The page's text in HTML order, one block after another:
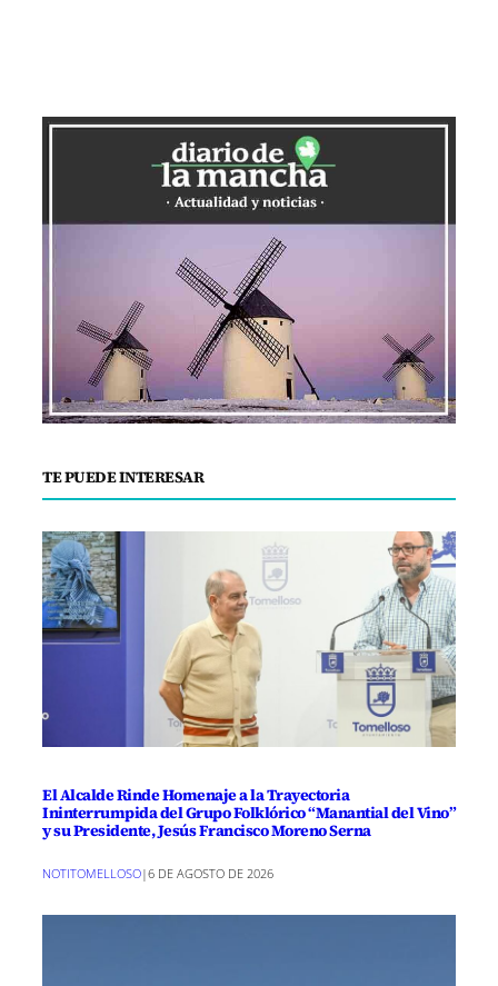
TE PUEDE INTERESAR
El Alcalde Rinde Homenaje a la Trayectoria
Ininterrumpida del Grupo Folklórico “Manantial del Vino”
y su Presidente, Jesús Francisco Moreno Serna
NOTITOMELLOSO|6 DE AGOSTO DE 2026